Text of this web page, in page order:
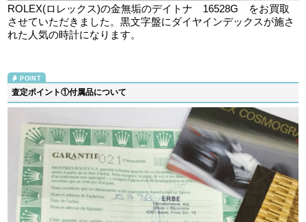
ROLEX(ロレックス)の金無垢のデイトナ 16528G をお買取
させていただきました。黒文字盤にダイヤインデックスが施さ
れた人気の時計になります。
査定ポイント①付属品について